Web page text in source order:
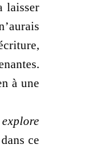
laisser
à une
ce